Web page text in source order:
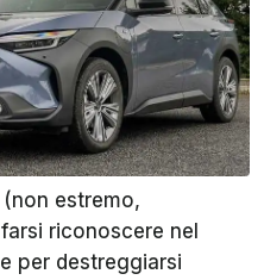
Aggiungi InsideEVs alle
fonti preferite su Google
laSubaru Solterranon
nuovo SUV elettrico
bZ4X ha look e
estremo,
riconoscere nel
per destreggiarsi